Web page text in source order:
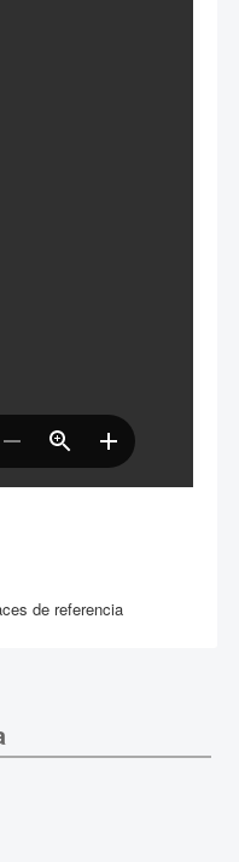
de referencia